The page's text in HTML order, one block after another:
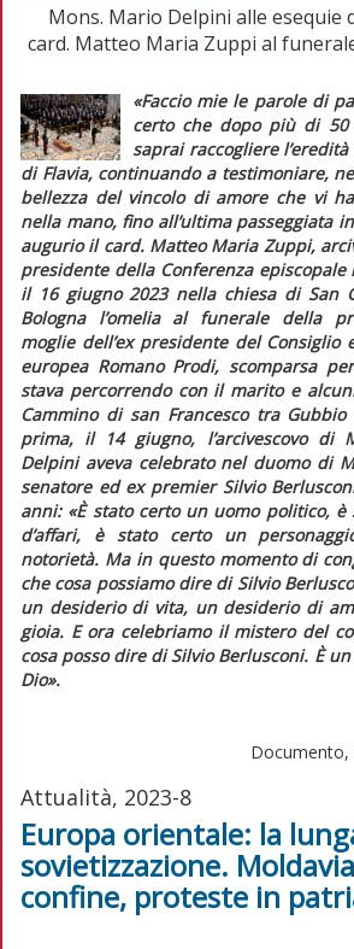
Mons. Mario Delpini alle esequie
card. Matteo Maria Zuppi al
«Faccio mie le parole di
certo che dopo più di
saprai raccogliere
di Flavia, continuando a testimoniare,
bellezza del vincolo di amore che vi
nella mano, fino all’ultima passeggiata
augurio il card. Matteo Maria Zuppi,
presidente della Conferenza
il 16 giugno 2023 nella chiesa di San
Bologna l’omelia al funerale della
moglie dell’ex presidente del Consiglio
europea Romano Prodi, scomparsa
stava percorrendo con il marito e
Cammino di san Francesco tra
prima, il 14 giugno, l’arcivescovo di
Delpini aveva celebrato nel duomo di
senatore ed ex premierSilvio
anni: «È stato certo un uomo politico,
d’affari, è stato certo un
notorietà. Ma in questo momento di
che cosa possiamo dire di Silvio
un desiderio di vita, un desiderio di
gioia. E ora celebriamo il mistero del
cosa posso dire di Silvio Berlusconi. È
Dio».
Documento,
Attualità, 2023-8
Europa orientale: la
sovietizzazione.
confine, proteste in